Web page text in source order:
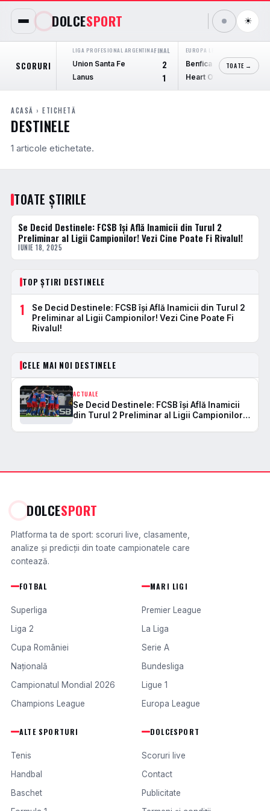
DOLCESPORT ☀
SCORURI
LIGA PROFESIONAL ARGENTINAFINAL
Union Santa Fe
2
Lanus 1
EUROPA LEAGUE
Benfica
6
Heart Of Midlothian
TOATE →
ACASĂ › ETICHETĂ
DESTINELE
1 articole etichetate.
TOATE ȘTIRILE
ACTUALE
Se Decid Destinele: FCSB îşi Află Inamicii din Turul 2
Preliminar al Ligii Campionilor! Vezi Cine Poate Fi Rivalul!
IUNIE 18, 2025
TOP ȘTIRI DESTINELE
1
Se Decid Destinele: FCSB îşi Află Inamicii din Turul 2
Preliminar al Ligii Campionilor! Vezi Cine Poate Fi
Rivalul!
CELE MAI NOI DESTINELE
ACTUALE
Se Decid Destinele: FCSB îşi Află Inamicii
din Turul 2 Preliminar al Ligii Campionilor!
DOLCESPORT
Platforma ta de sport: scoruri live, clasamente,
analize și predicții din toate campionatele care
contează.
FOTBAL
Superliga
Liga 2
Cupa României
Națională
Campionatul Mondial 2026
Champions League
MARI LIGI
Premier League
La Liga
Serie A
Bundesliga
Ligue 1
Europa League
ALTE SPORTURI
Tenis
Handbal
Baschet
DOLCESPORT
Scoruri live
Contact
Publicitate